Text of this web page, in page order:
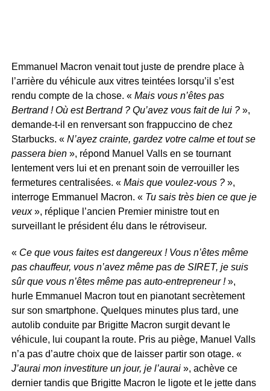
Emmanuel Macron venait tout juste de prendre place à
l’arrière du véhicule aux vitres teintées lorsqu’il s’est
rendu compte de la chose. « Mais vous n’êtes pas
Bertrand ! Où est Bertrand ? Qu’avez vous fait de lui ?»,
demande-t-il en renversant son frappuccino de chez
Starbucks. «N’ayez crainte, gardez votre calme et tout se
passera bien», répond Manuel Valls en se tournant
lentement vers lui et en prenant soin de verrouiller les
fermetures centralisées. « Mais que voulez-vous ?»,
interroge Emmanuel Macron. «Tu sais très bien ce que je
veux», réplique l’ancien Premier ministre tout en
surveillant le président élu dans le rétroviseur.
« Ce que vous faites est dangereux ! Vous n’êtes même
pas chauffeur, vous n’avez même pas de SIRET, je suis
sûr que vous n’êtes même pas auto-entrepreneur !»,
hurle Emmanuel Macron tout en pianotant secrètement
sur son smartphone. Quelques minutes plus tard, une
autolib conduite par Brigitte Macron surgit devant le
véhicule, lui coupant la route. Pris au piège, Manuel Valls
n’a pas d’autre choix que de laisser partir son otage. «
J’aurai mon investiture un jour, je l’aurai», achève ce
dernier tandis que Brigitte Macron le ligote et le jette dans